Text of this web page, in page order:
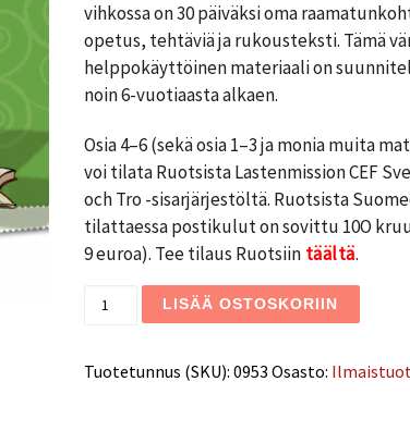
vihkossa on 30 päiväksi oma
opetus, tehtäviä ja rukousteksti. Tämä
helppokäyttöinen materiaali on
noin 6-vuotiaasta alkaen.
Osia 4–6 (sekä osia 1–3 ja monia muita
voi tilata Ruotsista Lastenmission CEF
och Tro -sisarjärjestöltä. Ruotsista
tilattaessa postikulut on sovittu 10O
9 euroa). Tee tilaus Ruotsiin täältä.
Joka päivä Jumalan kanssa 3 (ruotsi)
LISÄÄ OSTOSKORIIN
Tuotetunnus (SKU):0953 Osasto: